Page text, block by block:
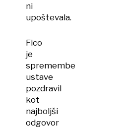
ni
upoštevala.
Fico
je
spremembe
ustave
pozdravil
kot
najboljši
odgovor